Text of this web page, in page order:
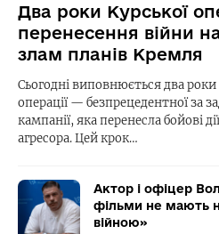
Два роки Курської
перенесення війни
злам планів Кремля
Сьогодні виповнюється два роки
операції — безпрецедентної за
кампанії, яка перенесла бойові
агресора. Цей крок…
Актор і офіцер
фільми не мають
війною»